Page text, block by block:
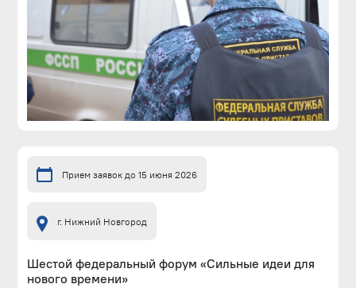
Прием заявок до 15 июня 2026
г. Нижний Новгород
Шестой федеральный форум «Сильные идеи для
нового времени»